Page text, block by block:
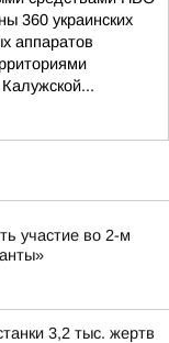
360 украинских
аппаратов
участие во 2-м
3,2 тыс. жертв